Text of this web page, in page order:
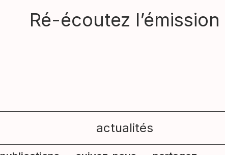
Ré-écoutez l’émission
actualités